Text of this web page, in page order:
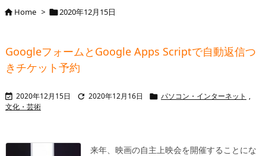
次へ
Home > 2020年12月15日
GoogleフォームとGoogle Apps Scriptで自動返信つ
きチケット予約
 2020年12月15日  2020年12月16日  パソコン・インターネット ,
文化・芸術
来年、映画の自主上映会を開催することにな